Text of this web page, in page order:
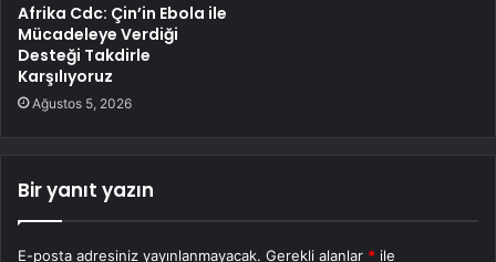
Afrika Cdc: Çin’in Ebola ile
Mücadeleye Verdiği
Desteği Takdirle
Karşılıyoruz
Ağustos 5, 2026
Bir yanıt yazın
E-posta adresiniz yayınlanmayacak. Gerekli alanlar * ile